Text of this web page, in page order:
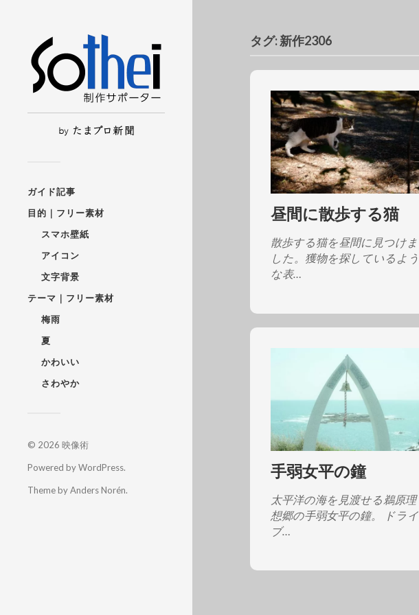
ガイド記事
目的｜フリー素材
スマホ壁紙
アイコン
文字背景
テーマ｜フリー素材
梅雨
夏
かわいい
さわやか
© 2026 映像術
Powered byWordPress.
Theme byAnders Norén.
タグ:新作2306
昼間に散歩する猫
散歩する猫を昼間に見つけま
した。獲物を探しているよう
な表…
手弱女平の鐘
太平洋の海を見渡せる鵜原理
想郷の手弱女平の鐘。 ドライ
ブ…